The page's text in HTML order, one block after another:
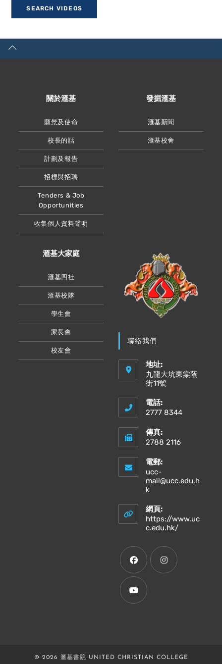
關於滙基
願景及使命
校長的話
計劃及報告
招標與招聘
Tenders & Job
Opportunities
收集個人資料聲明
發掘滙基
滙基新聞
滙基校舍
滙基大家庭
滙基四社
滙基校隊
學生會
家長會
校友會
聯絡我們
地址:
九龍大坑東棠蔭
街11號
電話:
2777 8344
傳真:
2788 2116
電郵:
ucc-
mail@ucc.edu.h
k
your
application
網頁:
https://www.uc
c.edu.hk/Opens
Opens
in
tab
© 2026 滙基書院 UNITED CHRISTIAN COLLEGE